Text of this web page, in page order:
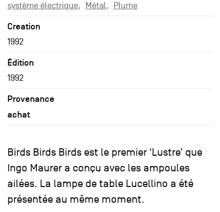
système électrique Métal Plume
Creation
1992
Édition
1992
Provenance
achat
Birds Birds Birds est le premier 'Lustre’ que
Ingo Maurer a conçu avec les ampoules
ailées. La lampe de table Lucellino a été
présentée au même moment.